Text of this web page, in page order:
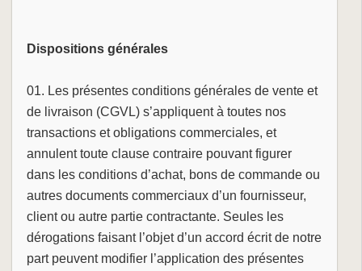
Dispositions générales
01. Les présentes conditions générales de vente et
de livraison (CGVL) s’appliquent à toutes nos
transactions et obligations commerciales, et
annulent toute clause contraire pouvant figurer
dans les conditions d’achat, bons de commande ou
autres documents commerciaux d’un fournisseur,
client ou autre partie contractante. Seules les
dérogations faisant l’objet d’un accord écrit de notre
part peuvent modifier l’application des présentes